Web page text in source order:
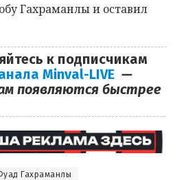
Гахраманлы и оставил
к подписчикам
Minval-LIVE —
появляются быстрее
Гахраманлы